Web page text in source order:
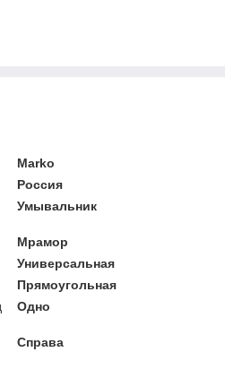
Marko
Россия
Умывальник
Мрамор
Универсальная
Прямоугольная
Одно
Справа